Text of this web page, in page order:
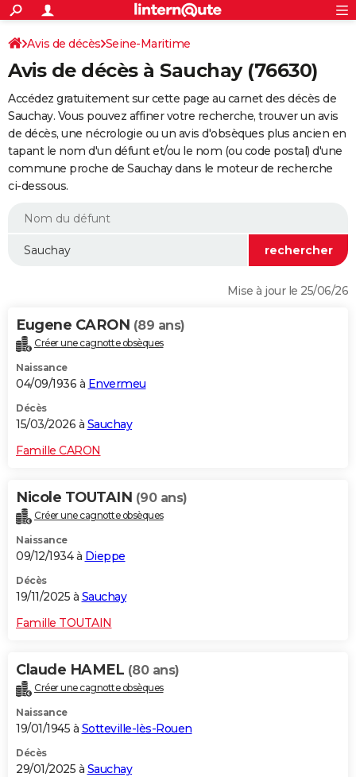
ACTUALITÉS
Politique
Société
Faits Divers
Education
Monde
Villes
+
SPORT
Coupe du monde 2026
Football
Tennis
Cyclisme
Rugby
Forum
Programme TV
TNT
Streaming
Cinéma
Sorties cinéma
Musique
+
FINANCE
Retraite
Epargne
Immobilier
Risques naturels par ville
Assurance
AUTO
Essais
Réserver un essai
Citadines
Berlines
SUV
Forum auto
+HIGH-TECH
BRICOLAGE
WEEK-END
Alimentation
Guide de la santé
Maladies
Médicaments
Sommeil
VOYAGE
Destinations
City break
Voyage nature
Voyage de noces
Forum
Climat
+PHOTO
GUIDES D'ACHAT
Carte de Noël
Carte Bonne année
Carte Saint-Valentin
Carte Pâques
Carte d'anniversaire
DICTIONNAIRE
Dictionnaire
Biographies
Citations
Expressions
Proverbes
PROGRAMME TV
S'inscrire
Se connecter
Lycées
Collèges
Primaires
Universités
Entreprises
Service militaire
Avis de recherche
AVIS DE DÉCÈS
FORUM
Bricolage
Lifestyle
Culture
Sport
Auto
Television
Voyage
Cinema
S'inscrire
Connexion
Avis de décès Seine-Maritime
Avis de décès à Sauchay (76630)
Accédez gratuitement sur cette page au carnet des décès de
Sauchay. Vous pouvez affiner votre recherche, trouver un avis
de décès, une nécrologie ou un avis d'obsèques plus ancien en
tapant le nom d'un défunt et/ou le nom (ou code postal) d'une
commune proche de Sauchay dans le moteur de recherche
ci-dessous.
Mise à jour le 25/06/26
Eugene CARON (89 ans)
Créer une cagnotte obsèques
Naissance
04/09/1936 à Envermeu
Décès
15/03/2026 à Sauchay
Famille CARON
Nicole TOUTAIN (90 ans)
Créer une cagnotte obsèques
Naissance
09/12/1934 à Dieppe
Décès
19/11/2025 à Sauchay
Famille TOUTAIN
Claude HAMEL (80 ans)
Créer une cagnotte obsèques
Naissance
19/01/1945 à Sotteville-lès-Rouen
Décès
29/01/2025 à Sauchay